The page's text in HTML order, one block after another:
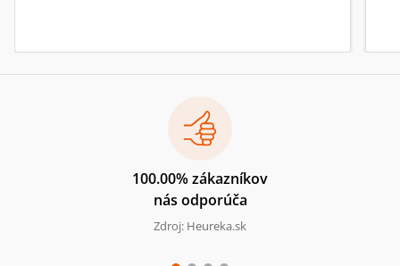
100.00% zákazníkov
nás odporúča
Zdroj: Heureka.sk